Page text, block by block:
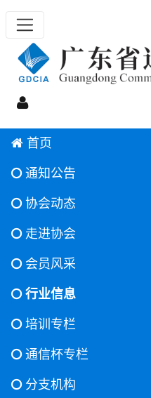
首页
通知公告
协会动态
走进协会
会员风采
行业信息
培训专栏
通信杯专栏
分支机构